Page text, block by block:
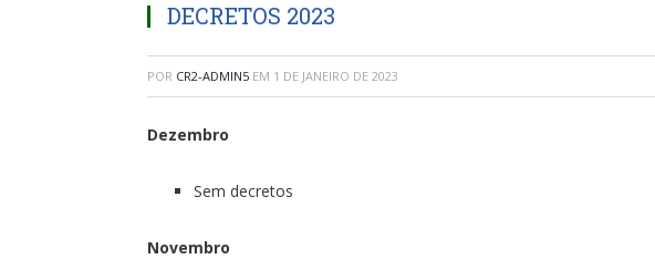
DECRETOS 2023
POR CR2-ADMIN5 EM 1 DE JANEIRO DE 2023
Dezembro
Sem decretos
Novembro